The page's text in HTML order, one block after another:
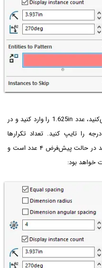
در فیلد شعاع که در تصویر فوق مشاهده می‌کنید، عدد 1.625in را وارد کنید و در
نیز عدد ۲۷۰ درجه را تایپ کنید. تعداد تکرارها
همان‌طور که در تصویر فوق مشاهده می‌کنید در حالت پیش‌فرض ۴ عدد است و
خواهد بود: